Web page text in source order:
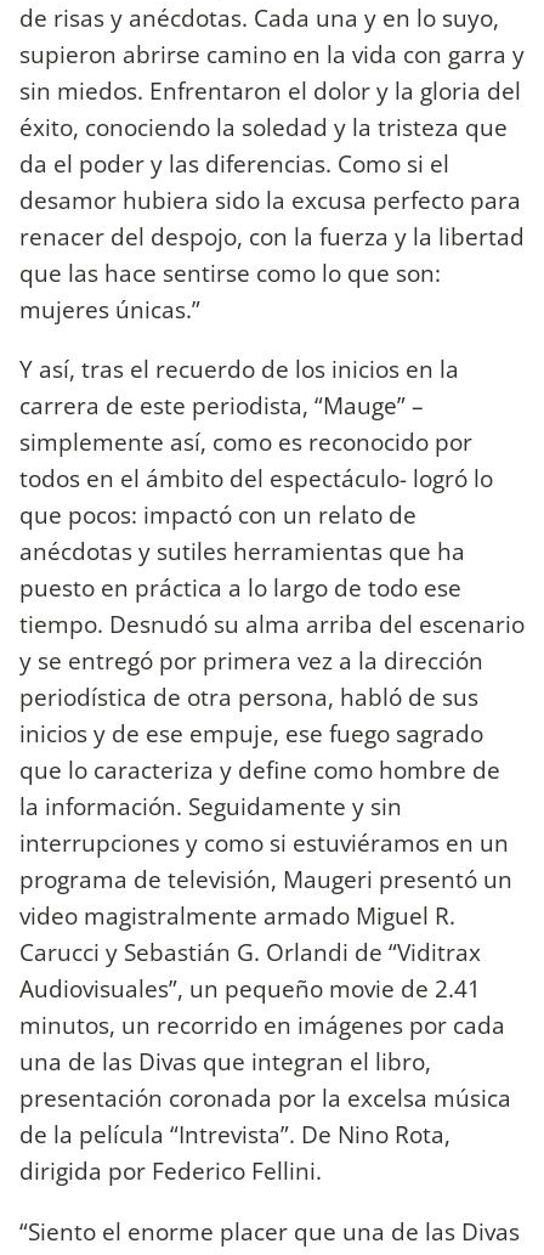
de risas y anécdotas. Cada una y en lo suyo,
supieron abrirse camino en la vida con garra y
sin miedos. Enfrentaron el dolor y la gloria del
éxito, conociendo la soledad y la tristeza que
da el poder y las diferencias. Como si el
desamor hubiera sido la excusa perfecto para
renacer del despojo, con la fuerza y la libertad
que las hace sentirse como lo que son:
mujeres únicas.”
Y así, tras el recuerdo de los inicios en la
carrera de este periodista, “Mauge” –
simplemente así, como es reconocido por
todos en el ámbito del espectáculo- logró lo
que pocos: impactó con un relato de
anécdotas y sutiles herramientas que ha
puesto en práctica a lo largo de todo ese
tiempo. Desnudó su alma arriba del escenario
y se entregó por primera vez a la dirección
periodística de otra persona, habló de sus
inicios y de ese empuje, ese fuego sagrado
que lo caracteriza y define como hombre de
la información. Seguidamente y sin
interrupciones y como si estuviéramos en un
programa de televisión, Maugeri presentó un
video magistralmente armado Miguel R.
Carucci y Sebastián G. Orlandi de “Viditrax
Audiovisuales”, un pequeño movie de 2.41
minutos, un recorrido en imágenes por cada
una de las Divas que integran el libro,
presentación coronada por la excelsa música
de la película “Intrevista”. De Nino Rota,
dirigida por Federico Fellini.
“Siento el enorme placer que una de las Divas